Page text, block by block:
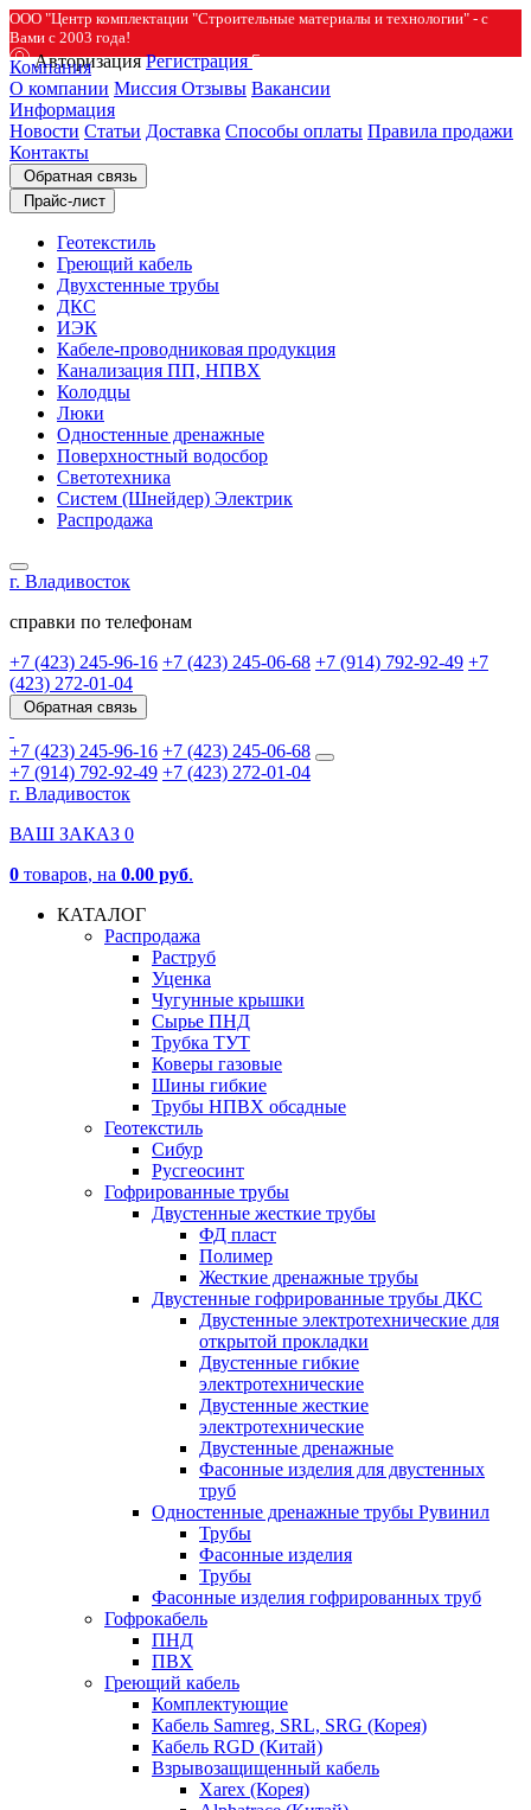
ООО "Центр комплектации "Строительные материалы и технологии" - с
Вами с 2003 года!
Авторизация Регистрация
Компания
О компании Миссия Отзывы Вакансии
Информация
Новости Статьи Доставка Способы оплаты Правила продажи
Контакты
Обратная связь
Прайс-лист
Геотекстиль
Греющий кабель
Двухстенные трубы
ДКС
ИЭК
Кабеле-проводниковая продукция
Канализация ПП, НПВХ
Колодцы
Люки
Одностенные дренажные
Поверхностный водосбор
Светотехника
Систем (Шнейдер) Электрик
Распродажа
г. Владивосток
справки по телефонам
+7 (423) 245-96-16 +7 (423) 245-06-68 +7 (914) 792-92-49 +7
(423) 272-01-04
Обратная связь
+7 (423) 245-96-16 +7 (423) 245-06-68
+7 (914) 792-92-49 +7 (423) 272-01-04
г. Владивосток
ВАШ ЗАКАЗ 0
0 товаров, на 0.00 руб.
КАТАЛОГ
Распродажа
Раструб
Уценка
Чугунные крышки
Сырье ПНД
Трубка ТУТ
Коверы газовые
Шины гибкие
Трубы НПВХ обсадные
Геотекстиль
Сибур
Русгеосинт
Гофрированные трубы
Двустенные жесткие трубы
ФД пласт
Полимер
Жесткие дренажные трубы
Двустенные гофрированные трубы ДКС
Двустенные электротехнические для
открытой прокладки
Двустенные гибкие
электротехнические
Двустенные жесткие
электротехнические
Двустенные дренажные
Фасонные изделия для двустенных
труб
Одностенные дренажные трубы Рувинил
Трубы
Фасонные изделия
Трубы
Фасонные изделия гофрированных труб
Гофрокабель
ПНД
ПВХ
Греющий кабель
Комплектующие
Кабель Samreg, SRL, SRG (Корея)
Кабель RGD (Китай)
Взрывозащищенный кабель
Xarex (Корея)